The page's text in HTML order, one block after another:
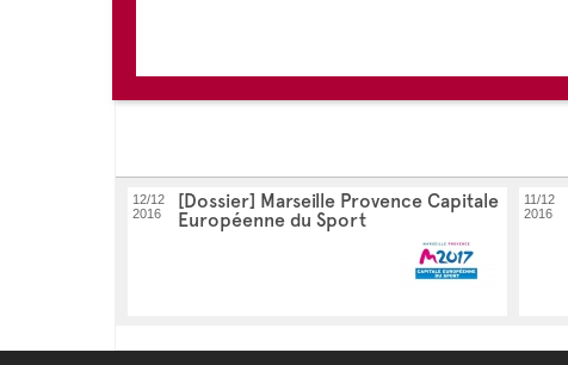
12/12
2016
[Dossier] Marseille Provence Capitale
Européenne du Sport
11/12
2016